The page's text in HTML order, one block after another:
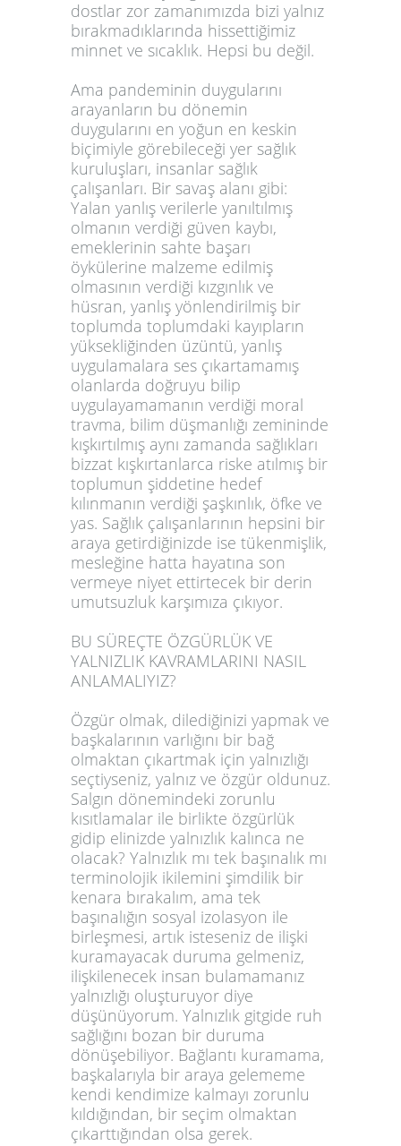
dostlar zor zamanımızda bizi yalnız
bırakmadıklarında hissettiğimiz
minnet ve sıcaklık. Hepsi bu değil.
Ama pandeminin duygularını
arayanların bu dönemin
duygularını en yoğun en keskin
biçimiyle görebileceği yer sağlık
kuruluşları, insanlar sağlık
çalışanları. Bir savaş alanı gibi:
Yalan yanlış verilerle yanıltılmış
olmanın verdiği güven kaybı,
emeklerinin sahte başarı
öykülerine malzeme edilmiş
olmasının verdiği kızgınlık ve
hüsran, yanlış yönlendirilmiş bir
toplumda toplumdaki kayıpların
yüksekliğinden üzüntü, yanlış
uygulamalara ses çıkartamamış
olanlarda doğruyu bilip
uygulayamamanın verdiği moral
travma, bilim düşmanlığı zemininde
kışkırtılmış aynı zamanda sağlıkları
bizzat kışkırtanlarca riske atılmış bir
toplumun şiddetine hedef
kılınmanın verdiği şaşkınlık, öfke ve
yas. Sağlık çalışanlarının hepsini bir
araya getirdiğinizde ise tükenmişlik,
mesleğine hatta hayatına son
vermeye niyet ettirtecek bir derin
umutsuzluk karşımıza çıkıyor.
BU SÜREÇTE ÖZGÜRLÜK VE
YALNIZLIK KAVRAMLARINI NASIL
ANLAMALIYIZ?
Özgür olmak, dilediğinizi yapmak ve
başkalarının varlığını bir bağ
olmaktan çıkartmak için yalnızlığı
seçtiyseniz, yalnız ve özgür oldunuz.
Salgın dönemindeki zorunlu
kısıtlamalar ile birlikte özgürlük
gidip elinizde yalnızlık kalınca ne
olacak? Yalnızlık mı tek başınalık mı
terminolojik ikilemini şimdilik bir
kenara bırakalım, ama tek
başınalığın sosyal izolasyon ile
birleşmesi, artık isteseniz de ilişki
kuramayacak duruma gelmeniz,
ilişkilenecek insan bulamamanız
yalnızlığı oluşturuyor diye
düşünüyorum. Yalnızlık gitgide ruh
sağlığını bozan bir duruma
dönüşebiliyor. Bağlantı kuramama,
başkalarıyla bir araya gelememe
kendi kendimize kalmayı zorunlu
kıldığından, bir seçim olmaktan
çıkarttığından olsa gerek.